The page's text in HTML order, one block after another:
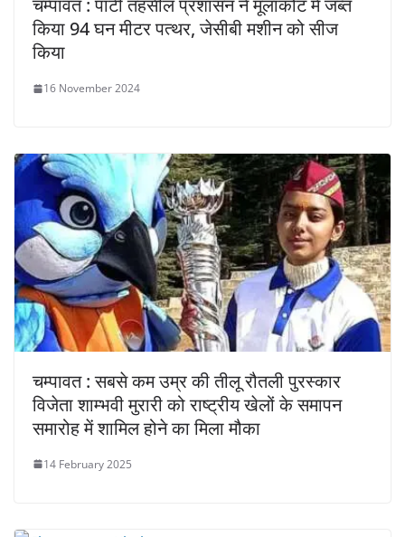
चम्पावत : पाटी तहसील प्रशासन ने मूलाकोट में जब्त
किया 94 घन मीटर पत्थर, जेसीबी मशीन को सीज
किया
16 November 2024
चम्पावत : सबसे कम उम्र की तीलू रौतली पुरस्कार
विजेता शाम्भवी मुरारी को राष्ट्रीय खेलों के समापन
समारोह में शामिल होने का मिला मौका
14 February 2025